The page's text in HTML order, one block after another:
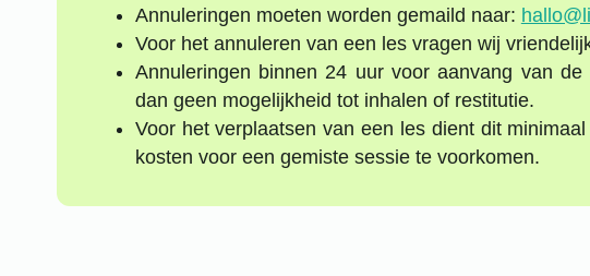
Annuleringen moeten worden gemaild naar:
Voor het annuleren van een les vragen wij
Annuleringen binnen 24 uur voor aanvang van
dan geen mogelijkheid tot inhalen of restitutie.
Voor het verplaatsen van een les dient dit
kosten voor een gemiste sessie te voorkomen.